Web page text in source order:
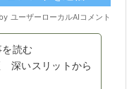
を読む
深いスリットから